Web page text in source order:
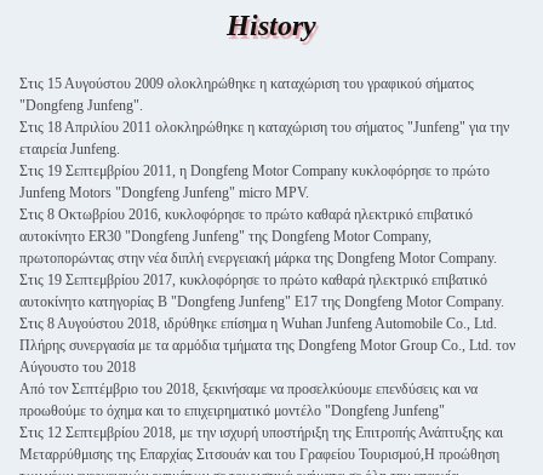
Αφήστε ένα μήνυμα
We bellen je snel terug!
History
Στις 15 Αυγούστου 2009 ολοκληρώθηκε η καταχώριση του γραφικού σήματος
"Dongfeng Junfeng".
Στις 18 Απριλίου 2011 ολοκληρώθηκε η καταχώριση του σήματος "Junfeng" για την
εταιρεία Junfeng.
Στις 19 Σεπτεμβρίου 2011, η Dongfeng Motor Company κυκλοφόρησε το πρώτο
Junfeng Motors "Dongfeng Junfeng" micro MPV.
Στις 8 Οκτωβρίου 2016, κυκλοφόρησε το πρώτο καθαρά ηλεκτρικό επιβατικό
αυτοκίνητο ER30 "Dongfeng Junfeng" της Dongfeng Motor Company,
πρωτοπορώντας στην νέα διπλή ενεργειακή μάρκα της Dongfeng Motor Company.
Στις 19 Σεπτεμβρίου 2017, κυκλοφόρησε το πρώτο καθαρά ηλεκτρικό επιβατικό
αυτοκίνητο κατηγορίας Β "Dongfeng Junfeng" E17 της Dongfeng Motor Company.
Στις 8 Αυγούστου 2018, ιδρύθηκε επίσημα η Wuhan Junfeng Automobile Co., Ltd.
Πλήρης συνεργασία με τα αρμόδια τμήματα της Dongfeng Motor Group Co., Ltd. τον
Αύγουστο του 2018
Από τον Σεπτέμβριο του 2018, ξεκινήσαμε να προσελκύουμε επενδύσεις και να
προωθούμε το όχημα και το επιχειρηματικό μοντέλο "Dongfeng Junfeng"
Στις 12 Σεπτεμβρίου 2018, με την ισχυρή υποστήριξη της Επιτροπής Ανάπτυξης και
Μεταρρύθμισης της Επαρχίας Σιτσουάν και του Γραφείου Τουρισμού,Η προώθηση